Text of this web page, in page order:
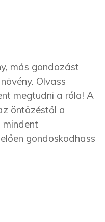
más gondozást
Olvass
megtudni a róla! A
öntözéstől a
gondoskodhass